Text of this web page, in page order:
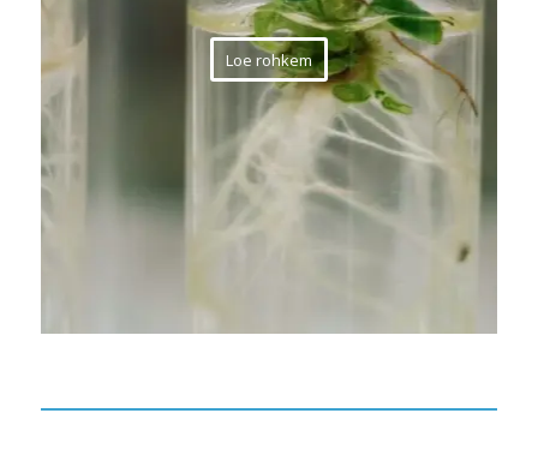
Loe rohkem